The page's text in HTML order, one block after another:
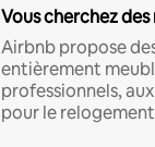
Vous cherchez
Airbnb propose
entièrement
professionnels,
pour le